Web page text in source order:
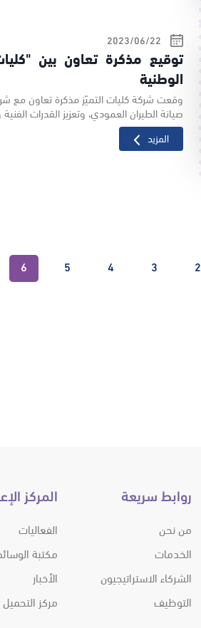
22‏/06‏/2023
توقيع مذكرة تعاون بين "كليات
الوطنية
وقعت شركة كليات التميّز مذكرة تعاون مع
صيانة الطيران العمودي، وتعزيز القدرات
المزيد
2
3
4
5
6
روابط سريعة
من نحن
الخدمات
الشركاء الاستراتيجيون
التوظيف
المركز
الفعاليات
مكتبة
الأخبار
مركز التحميل